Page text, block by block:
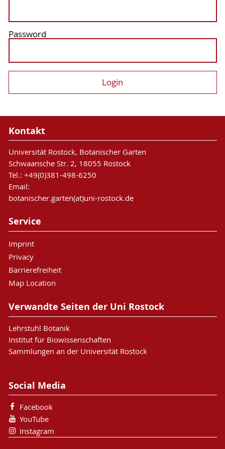
Password
Kontakt
Universität Rostock, Botanischer Garten
Schwaansche Str. 2, 18055 Rostock
Tel.: +49(0)381-498-6250
Email:
botanischer.garten(at)uni-rostock.de
Service
Imprint
Privacy
Barrierefreiheit
Map Location
Verwandte Seiten der Uni Rostock
Lehrstuhl Botanik
Institut für Biowissenschaften
Sammlungen an der Universität Rostock
Social Media
Facebook
YouTube
Instagram